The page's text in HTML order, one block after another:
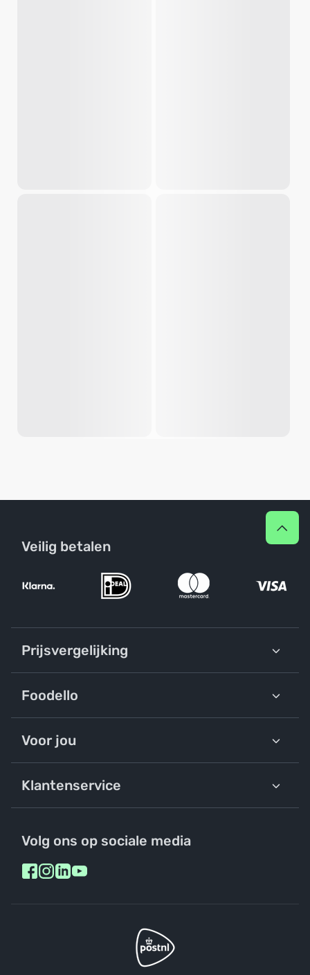
Veilig betalen
Prijsvergelijking
Foodello
Voor jou
Klantenservice
Volg ons op sociale media